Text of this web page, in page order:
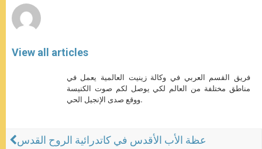
View all articles
فريق القسم العربي في وكالة زينيت العالمية يعمل في
مناطق مختلفة من العالم لكي يوصل لكم صوت الكنيسة
ووقع صدى الإنجيل الحي.
عظة الأب الأقدس في كاتدرائية الروح القدس